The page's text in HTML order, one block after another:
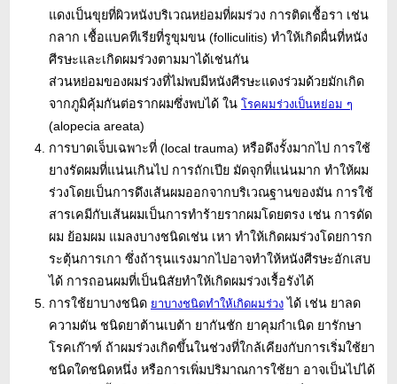
แดงเป็นขุยที่ผิวหนังบริเวณหย่อมที่ผมร่วง การติดเชื้อรา เช่น
กลาก เชื้อแบคทีเรียที่รูขุมขน (folliculitis) ทำให้เกิดผื่นที่หนัง
ศีรษะและเกิดผมร่วงตามมาได้เช่นกัน
ส่วนหย่อมของผมร่วงที่ไม่พบมีหนังศีรษะแดงร่วมด้วยมักเกิด
จากภูมิคุ้มกันต่อรากผมซึ่งพบได้ ใน โรคผมร่วงเป็นหย่อม ๆ
(alopecia areata)
การบาดเจ็บเฉพาะที่ (local trauma) หรือดึงรั้งมากไป การใช้
ยางรัดผมที่แน่นเกินไป การถักเปีย มัดจุกที่แน่นมาก ทำให้ผม
ร่วงโดยเป็นการดึงเส้นผมออกจากบริเวณฐานของมัน การใช้
สารเคมีกับเส้นผมเป็นการทำร้ายรากผมโดยตรง เช่น การดัด
ผม ย้อมผม แมลงบางชนิดเช่น เหา ทำให้เกิดผมร่วงโดยการก
ระตุ้นการเกา ซึ่งถ้ารุนแรงมากไปอาจทำให้หนังศีรษะอักเสบ
ได้ การถอนผมที่เป็นนิสัยทำให้เกิดผมร่วงเรื้อรังได้
การใช้ยาบางชนิด ยาบางชนิดทำให้เกิดผมร่วง ได้ เช่น ยาลด
ความดัน ชนิดยาต้านเบต้า ยากันชัก ยาคุมกำเนิด ยารักษา
โรคเก๊าฑ์ ถ้าผมร่วงเกิดขึ้นในช่วงที่ใกล้เคียงกับการเริ่มใช้ยา
ชนิดใดชนิดหนึ่ง หรือการเพิ่มปริมาณการใช้ยา อาจเป็นไปได้